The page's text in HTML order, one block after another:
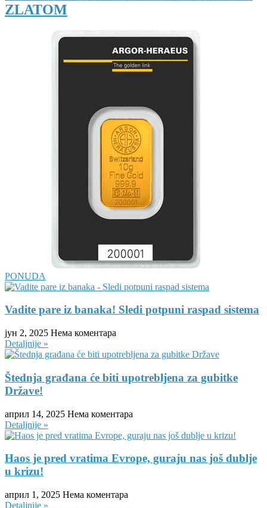
ZLATOM
PONUDA
Vadite pare iz banaka! Sledi potpuni raspad sistema
јун 2, 2025 Нема коментара
Detaljnije »
Štednja građana će biti upotrebljena za gubitke
Države!
април 14, 2025 Нема коментара
Detaljnije »
Haos je pred vratima Evrope, guraju nas još dublje
u krizu!
април 1, 2025 Нема коментара
Detaljnije »